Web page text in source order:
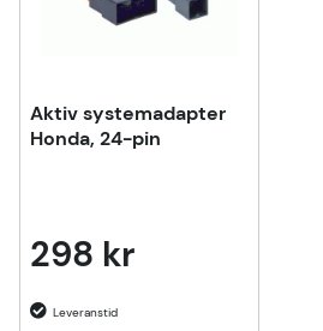
Aktiv systemadapter
Honda, 24-pin
298 kr